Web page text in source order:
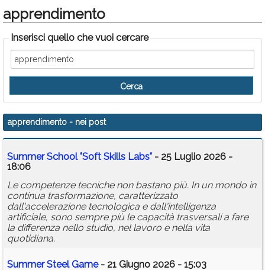
Politica
Sport
Eventi
Info Utili
Rubriche
Calendario
Annunci
apprendimento
Inserisci quello che vuoi cercare
apprendimento - nei post
Summer School "Soft Skills Labs" - 25 Luglio 2026 -
18:06
Le competenze tecniche non bastano più. In un mondo in
continua trasformazione, caratterizzato
dall'accelerazione tecnologica e dall'intelligenza
artificiale, sono sempre più le capacità trasversali a fare
la differenza nello studio, nel lavoro e nella vita
quotidiana.
Summer Steel Game- 21 Giugno 2026 - 15:03